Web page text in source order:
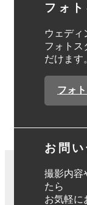
フォ
ウェディ
フォトス
だけます
フォ
お問
撮影内容
たら
お気軽に